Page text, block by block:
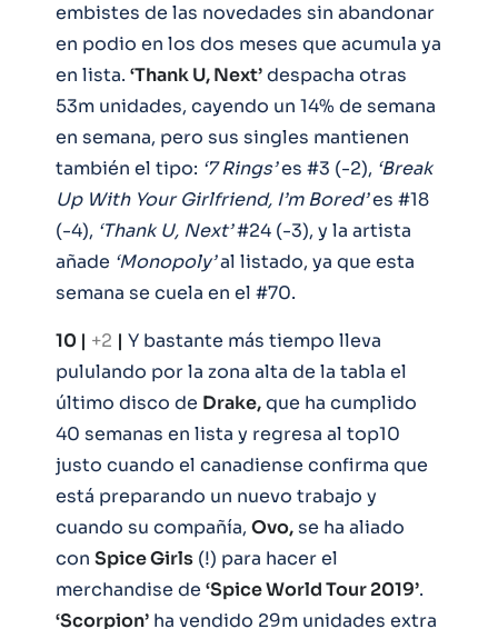
embistes de las novedades sin abandonar
en podio en los dos meses que acumula ya
en lista. ‘Thank U, Next’despacha otras
53m unidades, cayendo un 14% de semana
en semana, pero sus singles mantienen
también el tipo: ‘7 Rings’es #3 (-2), ‘Break
Up With Your Girlfriend, I’m Bored’es #18
(-4), ‘Thank U, Next’#24 (-3), y la artista
añade ‘Monopoly’al listado, ya que esta
semana se cuela en el #70.
10 | +2 | Y bastante más tiempo lleva
pululando por la zona alta de la tabla el
último disco de Drake,que ha cumplido
40 semanas en lista y regresa al top10
justo cuando el canadiense confirma que
está preparando un nuevo trabajo y
cuando su compañía, Ovo,se ha aliado
con Spice Girls (!) para hacer el
merchandise de ‘Spice World Tour 2019’.
‘Scorpion’ ha vendido 29m unidades extra